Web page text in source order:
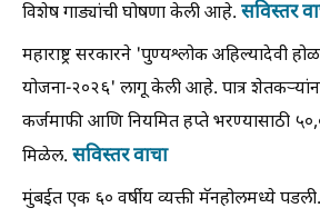
विशेष गाड्यांची घोषणा केली आहे. सविस्तर
महाराष्ट्र सरकारने 'पुण्यश्लोक अहिल्यादेवी
योजना-२०२६' लागू केली आहे. पात्र
कर्जमाफी आणि नियमित हप्ते भरण्यासाठी
मिळेल. सविस्तर वाचा
मुंबईत एक ६० वर्षीय व्यक्ती मॅनहोलमध्ये पडली.